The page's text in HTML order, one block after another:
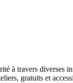
à travers diverses
gratuits et